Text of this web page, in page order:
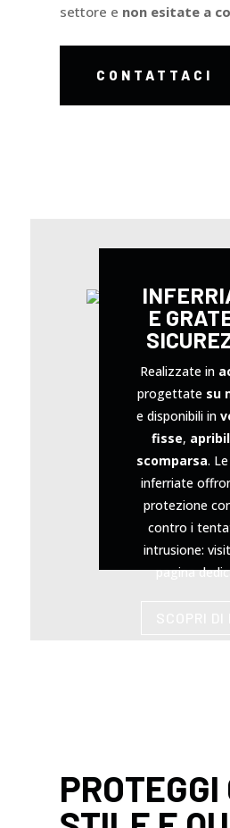
settore e non esitate a
CONTATTACI
E
Realizzate in
progettate su
e disponibili in
fisse,
scomparsa.
inferriate
protezione
contro i
intrusione:
pagina